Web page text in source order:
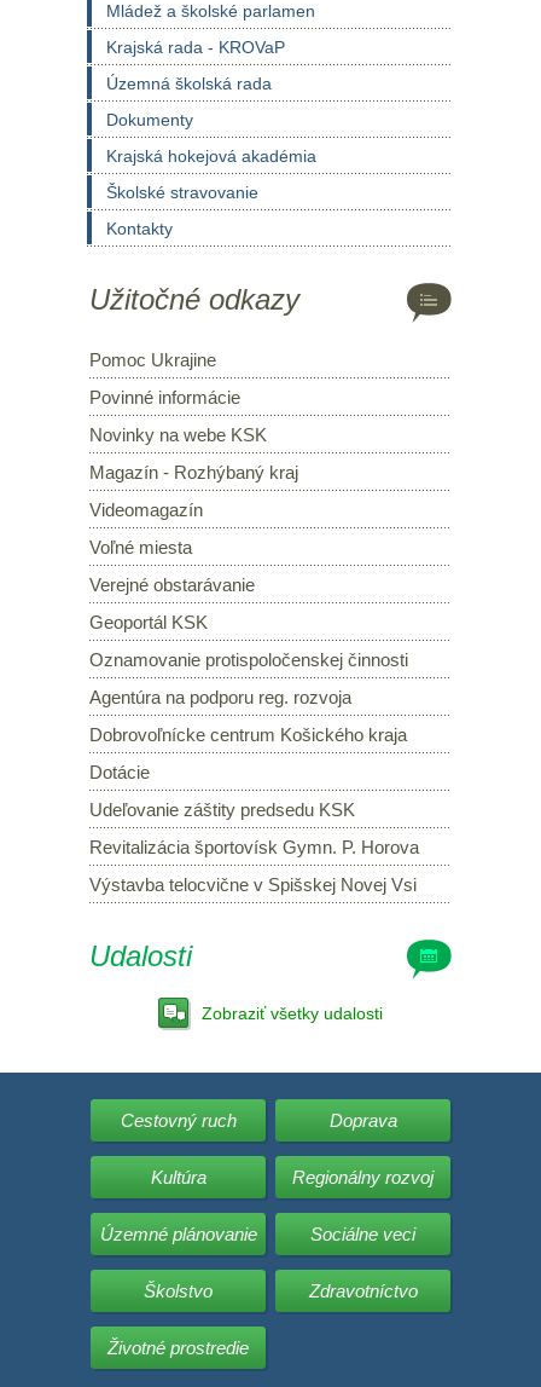
Mládež a školské parlamen
Krajská rada - KROVaP
Územná školská rada
Dokumenty
Krajská hokejová akadémia
Školské stravovanie
Kontakty
Užitočné odkazy
Pomoc Ukrajine
Povinné informácie
Novinky na webe KSK
Magazín - Rozhýbaný kraj
Videomagazín
Voľné miesta
Verejné obstarávanie
Geoportál KSK
Oznamovanie protispoločenskej činnosti
Agentúra na podporu reg. rozvoja
Dobrovoľnícke centrum Košického kraja
Dotácie
Udeľovanie záštity predsedu KSK
Revitalizácia športovísk Gymn. P. Horova
Výstavba telocvične v Spišskej Novej Vsi
Udalosti
Zobraziť všetky udalosti
Cestovný ruch Doprava
Kultúra Regionálny rozvoj
Územné plánovanie Sociálne veci
Školstvo Zdravotníctvo
Životné prostredie